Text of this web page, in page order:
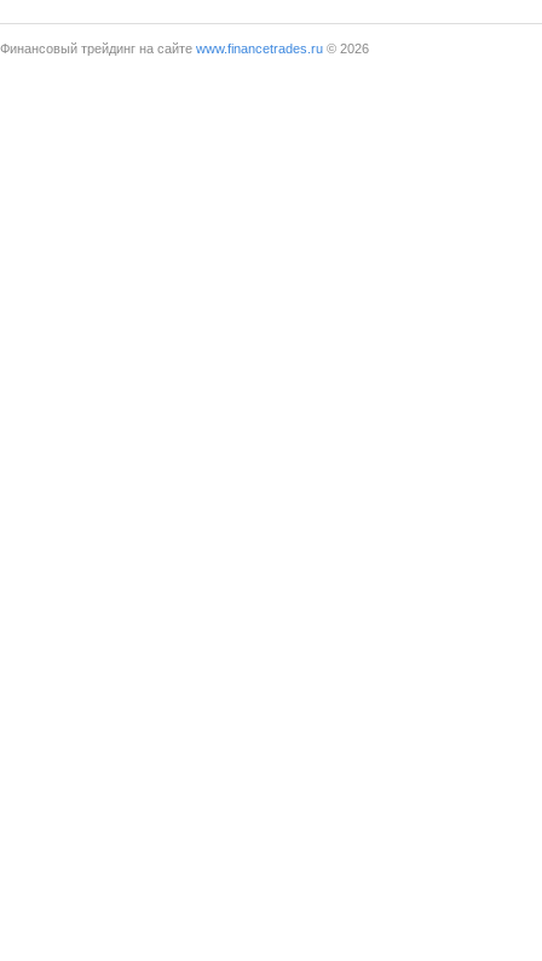
Финансовый трейдинг на сайте www.financetrades.ru © 2026